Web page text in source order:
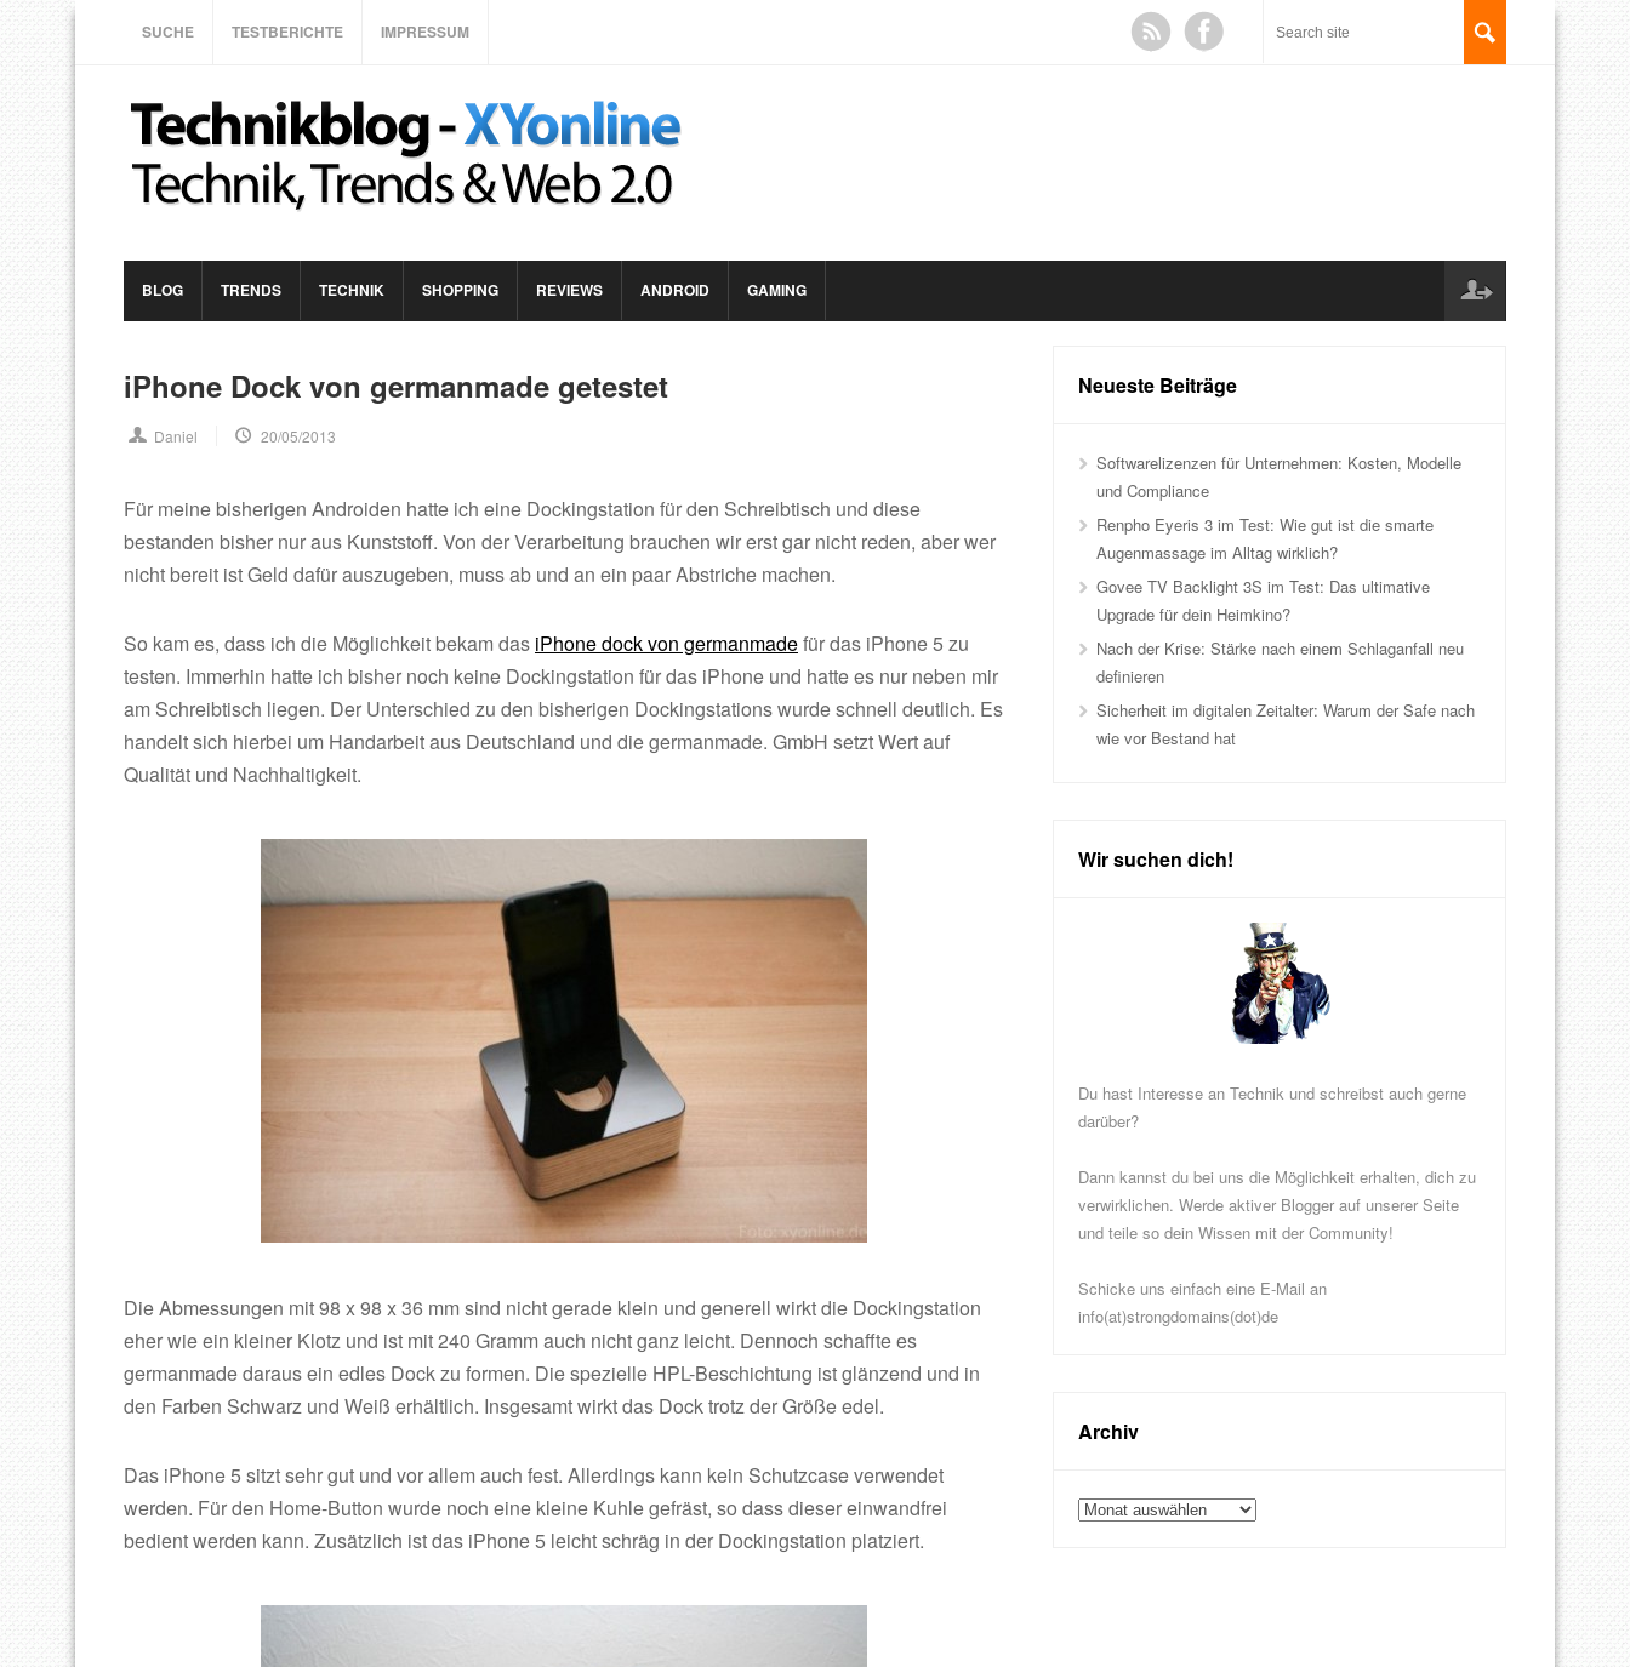
SUCHE TESTBERICHTE IMPRESSUM
BLOG TRENDS TECHNIK SHOPPING REVIEWS ANDROID GAMING
iPhone Dock von germanmade getestet
Daniel 20/05/2013
Für meine bisherigen Androiden hatte ich eine Dockingstation für den Schreibtisch und diese
bestanden bisher nur aus Kunststoff. Von der Verarbeitung brauchen wir erst gar nicht reden, aber wer
nicht bereit ist Geld dafür auszugeben, muss ab und an ein paar Abstriche machen.
So kam es, dass ich die Möglichkeit bekam das iPhone dock von germanmadefür das iPhone 5 zu
testen. Immerhin hatte ich bisher noch keine Dockingstation für das iPhone und hatte es nur neben mir
am Schreibtisch liegen. Der Unterschied zu den bisherigen Dockingstations wurde schnell deutlich. Es
handelt sich hierbei um Handarbeit aus Deutschland und die germanmade. GmbH setzt Wert auf
Qualität und Nachhaltigkeit.
Die Abmessungen mit 98 x 98 x 36 mm sind nicht gerade klein und generell wirkt die Dockingstation
eher wie ein kleiner Klotz und ist mit 240 Gramm auch nicht ganz leicht. Dennoch schaffte es
germanmade daraus ein edles Dock zu formen. Die spezielle HPL-Beschichtung ist glänzend und in
den Farben Schwarz und Weiß erhältlich. Insgesamt wirkt das Dock trotz der Größe edel.
Das iPhone 5 sitzt sehr gut und vor allem auch fest. Allerdings kann kein Schutzcase verwendet
werden. Für den Home-Button wurde noch eine kleine Kuhle gefräst, so dass dieser einwandfrei
bedient werden kann. Zusätzlich ist das iPhone 5 leicht schräg in der Dockingstation platziert.
Neueste Beiträge
Softwarelizenzen für Unternehmen: Kosten, Modelle
und Compliance
Renpho Eyeris 3 im Test: Wie gut ist die smarte
Augenmassage im Alltag wirklich?
Govee TV Backlight 3S im Test: Das ultimative
Upgrade für dein Heimkino?
Nach der Krise: Stärke nach einem Schlaganfall neu
definieren
Sicherheit im digitalen Zeitalter: Warum der Safe nach
wie vor Bestand hat
Wir suchen dich!
Du hast Interesse an Technik und schreibst auch gerne
darüber?
Dann kannst du bei uns die Möglichkeit erhalten, dich zu
verwirklichen. Werde aktiver Blogger auf unserer Seite
und teile so dein Wissen mit der Community!
Schicke uns einfach eine E-Mail an
info(at)strongdomains(dot)de
Archiv
Archiv